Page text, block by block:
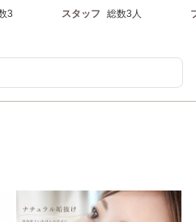
3 スタッフ 総数3人